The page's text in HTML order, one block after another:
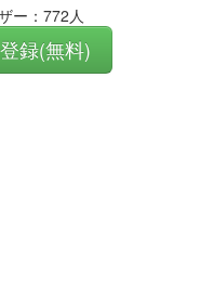
ー：772人
録(無料)